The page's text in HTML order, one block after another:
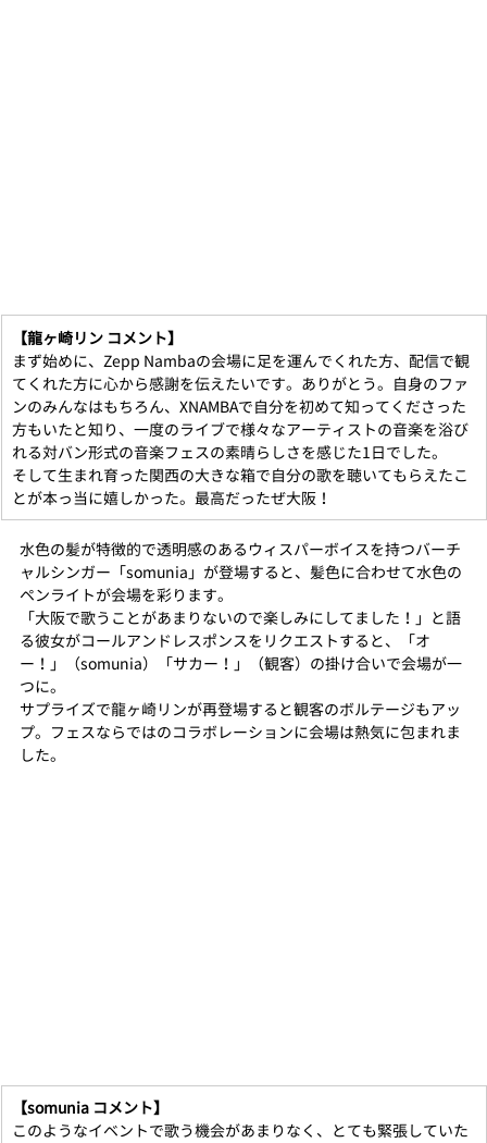
【龍ヶ崎リン コメント】
まず始めに、Zepp Nambaの会場に足を運んでくれた方、配信で観
てくれた方に心から感謝を伝えたいです。ありがとう。自身のファ
ンのみんなはもちろん、XNAMBAで自分を初めて知ってくださった
方もいたと知り、一度のライブで様々なアーティストの音楽を浴び
れる対バン形式の音楽フェスの素晴らしさを感じた1日でした。
そして生まれ育った関西の大きな箱で自分の歌を聴いてもらえたこ
とが本っ当に嬉しかった。最高だったぜ大阪！
水色の髪が特徴的で透明感のあるウィスパーボイスを持つバーチ
ャルシンガー「somunia」が登場すると、髪色に合わせて水色の
ペンライトが会場を彩ります。
「大阪で歌うことがあまりないので楽しみにしてました！」と語
る彼女がコールアンドレスポンスをリクエストすると、「オ
ー！」（somunia）「サカー！」（観客）の掛け合いで会場が一
つに。
サプライズで龍ヶ崎リンが再登場すると観客のボルテージもアッ
プ。フェスならではのコラボレーションに会場は熱気に包まれま
した。
【somunia コメント】
このようなイベントで歌う機会があまりなく、とても緊張していた